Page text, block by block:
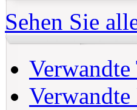
Sehen Sie
Verwandte